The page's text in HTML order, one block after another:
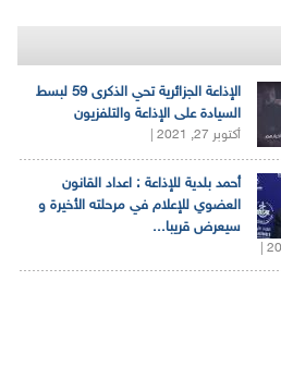
الإذاعة الجزائرية تحي الذكرى 59 لبسط
السيادة على الإذاعة والتلفزيون
أكتوبر 27, 2021 |
أحمد بلدية للإذاعة : اعداد القانون
العضوي للإعلام في مرحلته الأخيرة و
سيعرض قريبا...